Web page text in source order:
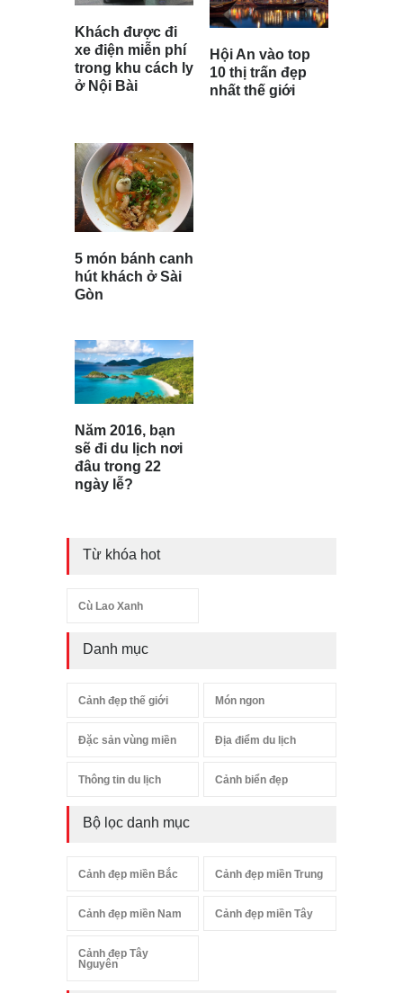
Khách được đi
xe điện miễn phí
trong khu cách ly
ở Nội Bài
Hội An vào top
10 thị trấn đẹp
nhất thế giới
5 món bánh canh
hút khách ở Sài
Gòn
Năm 2016, bạn
sẽ đi du lịch nơi
đâu trong 22
ngày lễ?
Từ khóa hot
Cù Lao Xanh
Danh mục
Cảnh đẹp thế giới Món ngon
Đặc sản vùng miền Địa điểm du lịch
Thông tin du lịch Cảnh biển đẹp
Bộ lọc danh mục
Cảnh đẹp miền Bắc Cảnh đẹp miền Trung
Cảnh đẹp miền Nam Cảnh đẹp miền Tây
Cảnh đẹp Tây
Nguyên